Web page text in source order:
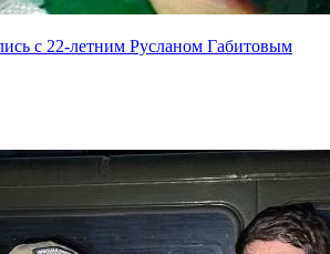
с 22-летним Русланом Габитовым